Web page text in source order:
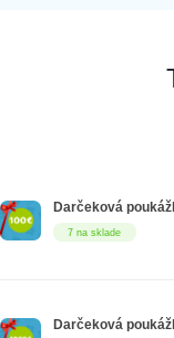
nakupovať ako
registrovať.
7 na sklade
Darčeková
Darčeková